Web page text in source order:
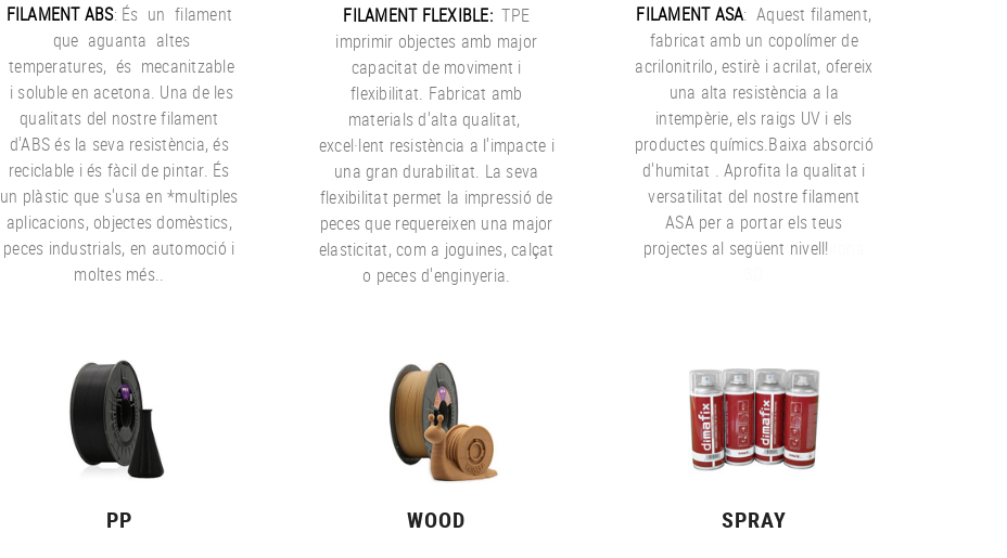
FILAMENT ABS: És un filament
que aguanta altes
temperatures, és mecanitzable
i soluble en acetona. Una de les
qualitats del nostre filament
d'ABS és la seva resistència, és
reciclable i és fàcil de pintar. És
un plàstic que s'usa en *multiples
aplicacions, objectes domèstics,
peces industrials, en automoció i
moltes més..
FILAMENT FLEXIBLE: TPE
imprimir objectes amb major
capacitat de moviment i
flexibilitat. Fabricat amb
materials d'alta qualitat,
excel·lent resistència a l'impacte i
una gran durabilitat. La seva
flexibilitat permet la impressió de
peces que requereixen una major
elasticitat, com a joguines, calçat
o peces d'enginyeria.
FILAMENT ASA: Aquest filament,
fabricat amb un copolímer de
acrilonitrilo, estirè i acrilat, ofereix
una alta resistència a la
intempèrie, els raigs UV i els
productes químics.Baixa absorció
d'humitat . Aprofita la qualitat i
versatilitat del nostre filament
ASA per a portar els teus
projectes al següent nivell!
PP WOOD SPRAY